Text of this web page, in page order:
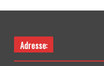
Adresse: